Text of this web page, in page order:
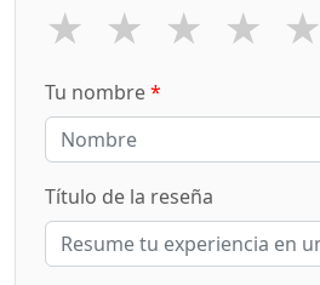
★ ★ ★ ★ ★
Tu nombre*
Título de la reseña